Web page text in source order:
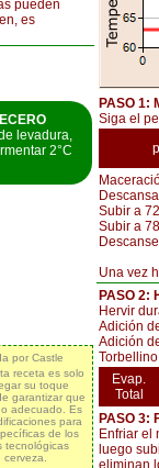
pueden
es
levadura,
2°C
por Castle
receta es solo
su toque
garantizar que
adecuado. Es
para
de los
tecnológicas
cerveza.
PASO 1:
Siga el
Subir a
Subir a
Una vez
PASO 2:
Hervir
Adición
Adición
Evap.
Total
PASO 3:
Enfriar el
luego
eliminan